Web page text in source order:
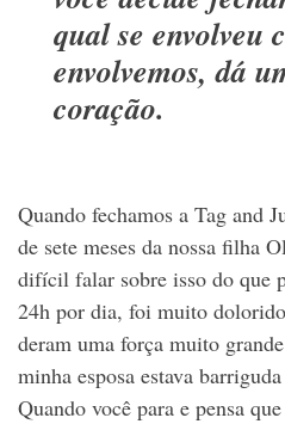
qual se envolveu
envolvemos, dá
coração.
Quando fechamos a Tag and
de sete meses da nossa filha
difícil falar sobre isso do que
24h por dia, foi muito
deram uma força muito
minha esposa estava
Quando você para e pensa